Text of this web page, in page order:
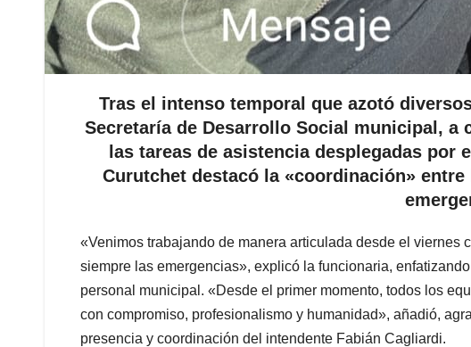
Tras el intenso temporal que azotó
Secretaría de Desarrollo Social municipal,
las tareas de asistencia desplegadas
Curutchet destacó la «coordinación»
«Venimos trabajando de manera articulada desde el viernes
siempre las emergencias», explicó la funcionaria,
personal municipal. «Desde el primer momento, todos los
con compromiso, profesionalismo y humanidad», añadió,
presencia y coordinación del intendente Fabián Cagliardi.